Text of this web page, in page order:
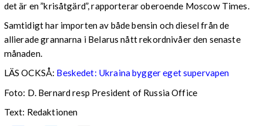
det är en ”krisåtgärd”, rapporterar oberoende Moscow Times.
Samtidigt har importen av både bensin och diesel från de
allierade grannarna i Belarus nått rekordnivåer den senaste
månaden.
LÄS OCKSÅ: Beskedet: Ukraina bygger eget supervapen
Foto: D. Bernard resp President of Russia Office
Text: Redaktionen